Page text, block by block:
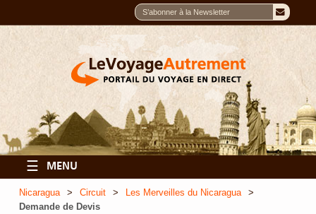
☰ MENU
Nicaragua Circuit
Les Merveilles du Nicaragua
Demande de Devis